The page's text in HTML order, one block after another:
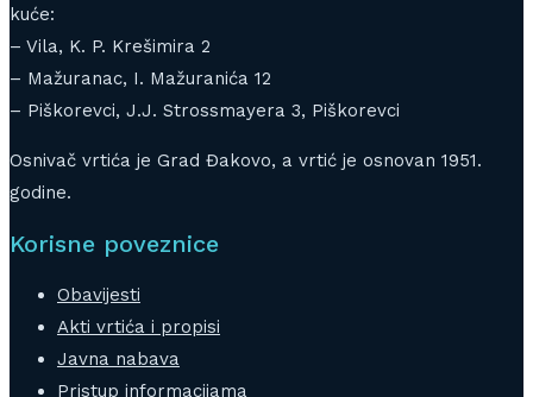
kuće:
– Vila, K. P. Krešimira 2
– Mažuranac, I. Mažuranića 12
– Piškorevci, J.J. Strossmayera 3, Piškorevci
Osnivač vrtića je Grad Đakovo, a vrtić je osnovan 1951.
godine.
Korisne poveznice
Obavijesti
Akti vrtića i propisi
Javna nabava
Pristup informacijama